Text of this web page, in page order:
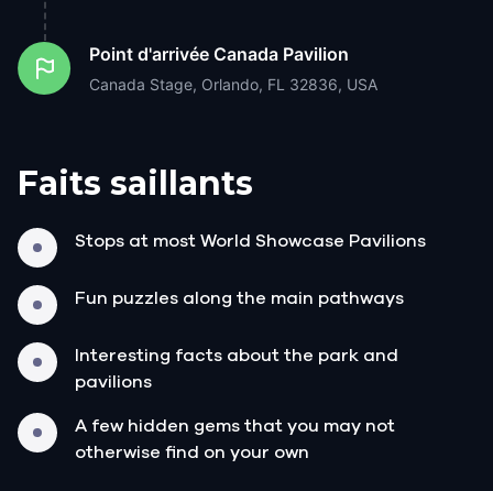
Point d'arrivée Canada Pavilion
Canada Stage, Orlando, FL 32836, USA
Faits saillants
Stops at most World Showcase Pavilions
Fun puzzles along the main pathways
Interesting facts about the park and
pavilions
A few hidden gems that you may not
otherwise find on your own